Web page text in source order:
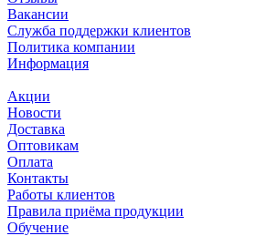
Вакансии
Служба поддержки клиентов
Политика компании
Информация
Акции
Новости
Доставка
Оптовикам
Оплата
Контакты
Работы клиентов
Правила приёма продукции
Обучение